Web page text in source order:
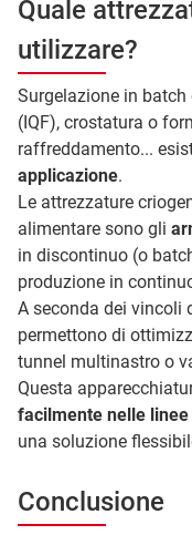
Quale
utilizzare?
Surgelazione in
(IQF), crostatura o
raffreddamento...
applicazione.
Le attrezzature
alimentare sono gli
in discontinuo (o
produzione in
A seconda dei vincoli
permettono di
tunnel multinastro o
Questa
facilmente nelle
una soluzione
Conclusione